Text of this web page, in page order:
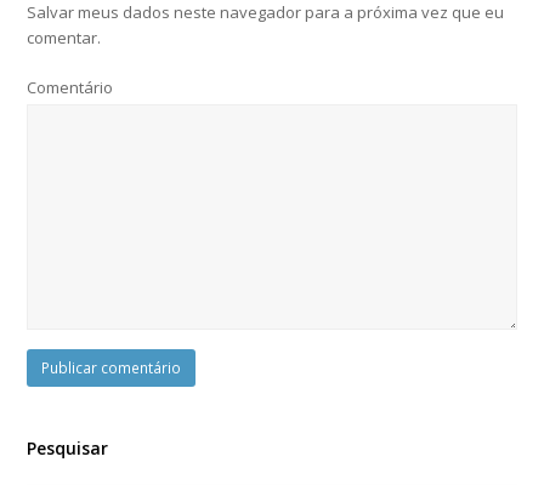
Salvar meus dados neste navegador para a próxima vez que eu
comentar.
Comentário
Pesquisar